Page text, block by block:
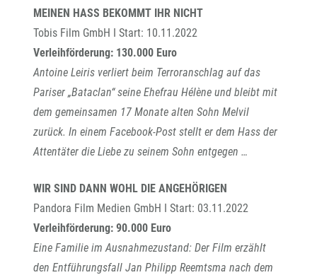
MEINEN HASS BEKOMMT IHR NICHT
Tobis Film GmbH I Start: 10.11.2022
Verleihförderung: 130.000 Euro
Antoine Leiris verliert beim Terroranschlag auf das
Pariser „Bataclan“ seine Ehefrau Hélène und bleibt mit
dem gemeinsamen 17 Monate alten Sohn Melvil
zurück. In einem Facebook-Post stellt er dem Hass der
Attentäter die Liebe zu seinem Sohn entgegen …
WIR SIND DANN WOHL DIE ANGEHÖRIGEN
Pandora Film Medien GmbH I Start: 03.11.2022
Verleihförderung: 90.000 Euro
Eine Familie im Ausnahmezustand: Der Film erzählt
den Entführungsfall Jan Philipp Reemtsma nach dem